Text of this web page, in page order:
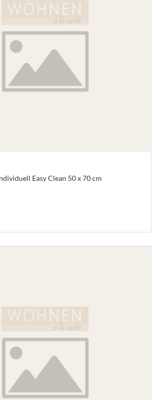
Easy Clean 50 x 70 cm